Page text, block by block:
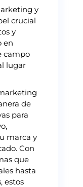
y
crucial
y
en
campo
lugar
de
para
marca y
Con
que
hasta
estos